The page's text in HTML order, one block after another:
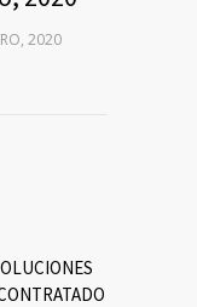
2020